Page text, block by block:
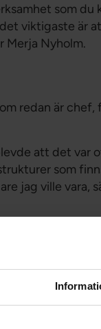
som du
viktigaste är
Merja Nyholm.
redan är chef,
att det
som
jag ville vara,
Med ett
Det finns